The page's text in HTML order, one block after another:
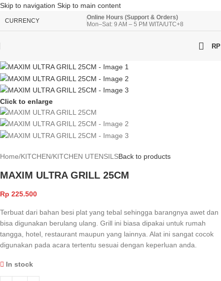
Skip to navigation Skip to main content
CURRENCY
Online Hours (Support & Orders)
Mon–Sat: 9 AM – 5 PM WITA/UTC+8
RP
Click to enlarge
Home/KITCHEN/KITCHEN UTENSILSBack to products
MAXIM ULTRA GRILL 25CM
Rp 225.500
Terbuat dari bahan besi plat yang tebal sehingga barangnya awet dan
bisa digunakan berulang ulang. Grill ini biasa dipakai untuk rumah
tangga, hotel, restaurant maupun yang lainnya. Alat ini sangat cocok
digunakan pada acara tertentu sesuai dengan keperluan anda.
In stock